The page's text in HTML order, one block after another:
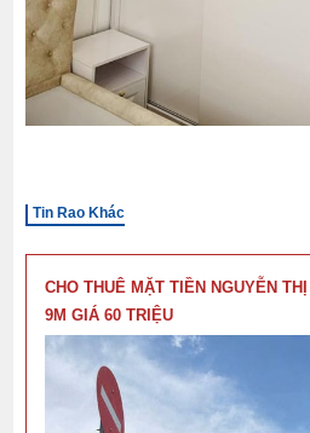
Tin Rao Khác
CHO THUÊ MẶT TIỀN NGUYỄN
9M GIÁ 60 TRIỆU